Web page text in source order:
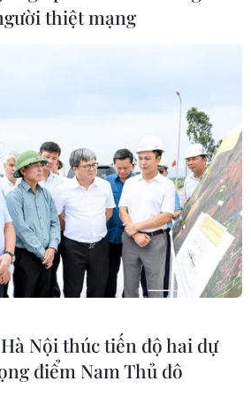
trong tháng 7
đánh giá tích cực
Nam
chịu của kinh tế
thiệt mạng
Nội thúc tiến độ hai dự
điểm Nam Thủ đô